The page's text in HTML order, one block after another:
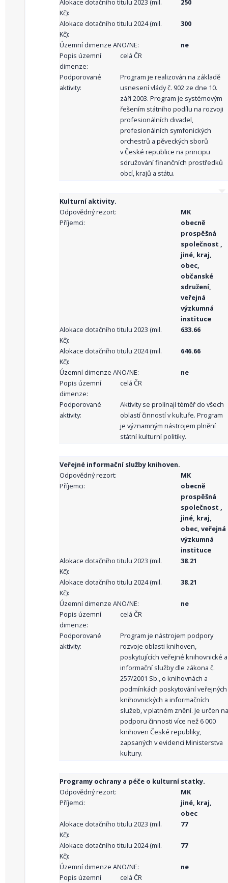
Alokace dotačního titulu 2023 (mil.
Kč):
250
Alokace dotačního titulu 2024 (mil.
Kč):
300
Územní dimenze ANO/NE:
ne
Popis územní
dimenze:
celá ČR
Podporované
aktivity:
Program je realizován na základě
usnesení vlády č. 902 ze dne 10.
září 2003. Program je systémovým
řešením státního podílu na rozvoji
profesionálních divadel,
profesionálních symfonických
orchestrů a pěveckých sborů
v České republice na principu
sdružování finančních prostředků
obcí, krajů a státu.
Kulturní aktivity.
Odpovědný rezort:
MK
Příjemci:
obecně
prospěšná
společnost ,
jiné, kraj,
obec,
občanské
sdružení,
veřejná
výzkumná
instituce
Alokace dotačního titulu 2023 (mil.
Kč):
633.66
Alokace dotačního titulu 2024 (mil.
Kč):
646.66
Územní dimenze ANO/NE:
ne
Popis územní
dimenze:
celá ČR
Podporované
aktivity:
Aktivity se prolínají téměř do všech
oblastí činností v kultuře. Program
je významným nástrojem plnění
státní kulturní politiky.
Veřejné informační služby knihoven.
Odpovědný rezort:
MK
Příjemci:
obecně
prospěšná
společnost ,
jiné, kraj,
obec, veřejná
výzkumná
instituce
Alokace dotačního titulu 2023 (mil.
Kč):
38.21
Alokace dotačního titulu 2024 (mil.
Kč):
38.21
Územní dimenze ANO/NE:
ne
Popis územní
dimenze:
celá ČR
Podporované
aktivity:
Program je nástrojem podpory
rozvoje oblasti knihoven,
poskytujících veřejné knihovnické a
informační služby dle zákona č.
257/2001 Sb., o knihovnách a
podmínkách poskytování veřejných
knihovnických a informačních
služeb, v platném znění. Je určen na
podporu činnosti více než 6 000
knihoven České republiky,
zapsaných v evidenci Ministerstva
kultury.
Programy ochrany a péče o kulturní statky.
Odpovědný rezort:
MK
Příjemci:
jiné, kraj,
obec
Alokace dotačního titulu 2023 (mil.
Kč):
77
Alokace dotačního titulu 2024 (mil.
Kč):
77
Územní dimenze ANO/NE:
ne
Popis územní
celá ČR